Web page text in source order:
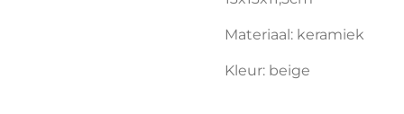
Materiaal: keramiek
Kleur: beige